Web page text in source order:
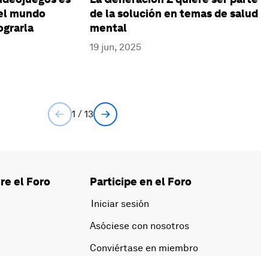
mundo
de la solución en temas de salud
mental
19 jun, 2025
1 / 13
el Foro Participe en el Foro
Iniciar sesión
Asóciese con nosotros
Conviértase en miembro